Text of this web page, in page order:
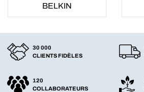
BELKIN
30 000
CLIENTS FIDÈLES
120
COLLABORATEURS